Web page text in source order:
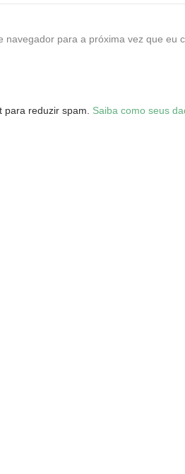
navegador para a próxima vez que eu
para reduzir spam. Saiba como seus